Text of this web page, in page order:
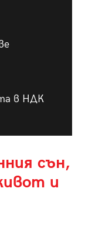
в НДК
сън,
и